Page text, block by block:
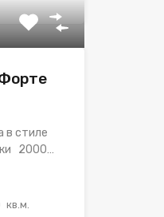
в стиле
2000…
кв.м.